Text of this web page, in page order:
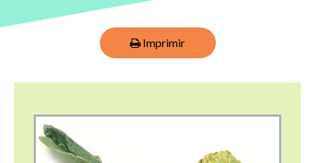
Imprimir